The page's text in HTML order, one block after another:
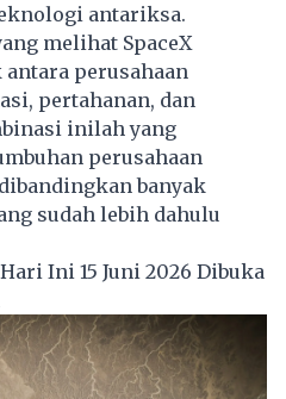
antariksa.
melihat SpaceX
perusahaan
pertahanan, dan
inilah yang
perusahaan
banyak
sudah lebih dahulu
Ini 15 Juni 2026 Dibuka